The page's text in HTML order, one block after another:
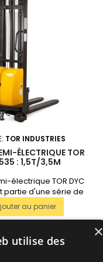
TOR INDUSTRIES
ÉLECTRIQUE TOR
: 1,5T/3,5M
électrique TOR DYC
partie d'une série de
élévation électrique et
manuel, et hauteur de
3.5 mètres pour les
tonnes. Cette version du
une charge pesant
à une hauteur de 3.5
au panier
×
utilise des